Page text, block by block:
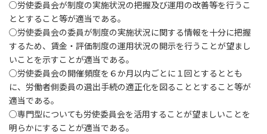
○労使委員会が制度の実施状況の把握及び運用の改善等を行うこ
ととすること等が適当である。
○労使委員会の委員が制度の実施状況に関する情報を十分に把握
するため、賃金・評価制度の運用状況の開示を行うことが望まし
いことを示すことが適当である。
○労使委員会の開催頻度を６か月以内ごとに１回とするととも
に、労働者側委員の選出手続の適正化を図ることとすること等が
適当である。
○専門型についても労使委員会を活用することが望ましいことを
明らかにすることが適当である。